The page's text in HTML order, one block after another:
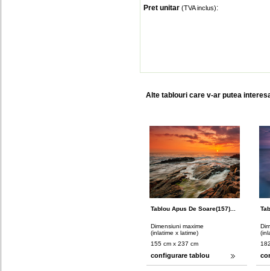
Pret unitar (TVA inclus):
Alte tablouri care v-ar putea
Tablou Apus De Soare(157)...
Dimensiuni maxime
(inlatime x latime)
155 cm x 237 cm
configurare tablou